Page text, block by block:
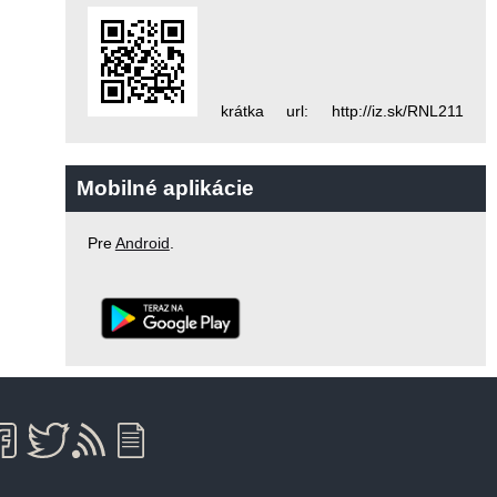
krátka url: http://iz.sk/RNL211
Mobilné aplikácie
PreAndroid